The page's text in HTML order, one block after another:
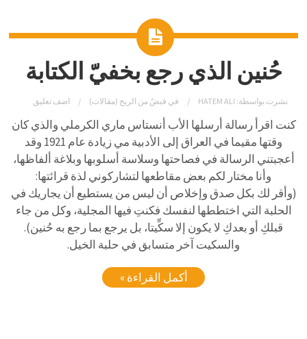
حُنين الذي رجع بخفيّ الكتابة
نشرت بواسطة: HATEM ALI في قبضٌ من الريح (مقالات) اضف تعليق
كنت اقرأ رسالة أرسلها الأب أنستاس ماري الكرملي والذي كان
وقتها مقيما في العراق إلى الأدبية مي زيادة عام 1921 وقد
أعجبتني الرسالة في فصاحتها وسلاسة أسلوبها وبلاغة ألفاظها،
وأنا مختار لكم بعض مقاطعها لتشاركوني لذة قرائتها:
(وأقر لك بكل صدق وإخلاص أن ليس من يستطيع أن يجاريك في
الحلبة التي اختططها لنفسك فكنتِ فيها المجلية، وكل من جاء
قبلكِ أو بعدكِ لا يكون إلا سكِّيتا، بل يرجع بما رجع به حُنين).
والسكيت آخر متسابق في حلبة الخيل.
أكمل القراءة »